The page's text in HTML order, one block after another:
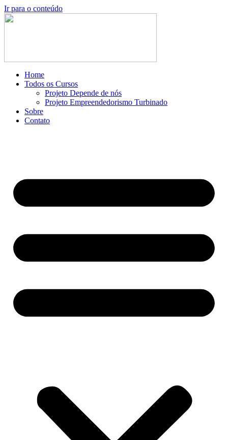
Ir para o conteúdo
Home
Todos os Cursos
Projeto Depende de nós
Projeto Empreendedorismo Turbinado
Sobre
Contato